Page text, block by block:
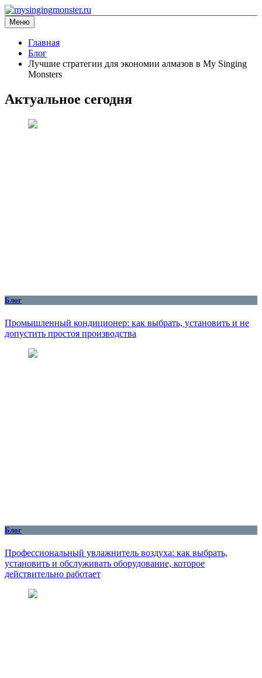
Перейти
к
содержимому
mysingingmonster.ru
информационный сайт
Меню
Главная
Блог
Лучшие стратегии для экономии алмазов в My Singing
Monsters
Актуальное сегодня
Блог
Промышленный кондиционер: как выбрать, установить и не
допустить простоя производства
Блог
Профессиональный увлажнитель воздуха: как выбрать,
установить и обслуживать оборудование, которое
действительно работает